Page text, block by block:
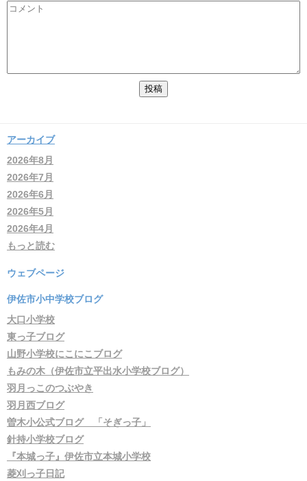
アーカイブ
2026年8月
2026年7月
2026年6月
2026年5月
2026年4月
もっと読む
ウェブページ
伊佐市小中学校ブログ
大口小学校
東っ子ブログ
山野小学校にこにこブログ
もみの木（伊佐市立平出水小学校ブログ）
羽月っこのつぶやき
羽月西ブログ
曽木小公式ブログ 「そぎっ子」
針持小学校ブログ
『本城っ子』伊佐市立本城小学校
菱刈っ子日記